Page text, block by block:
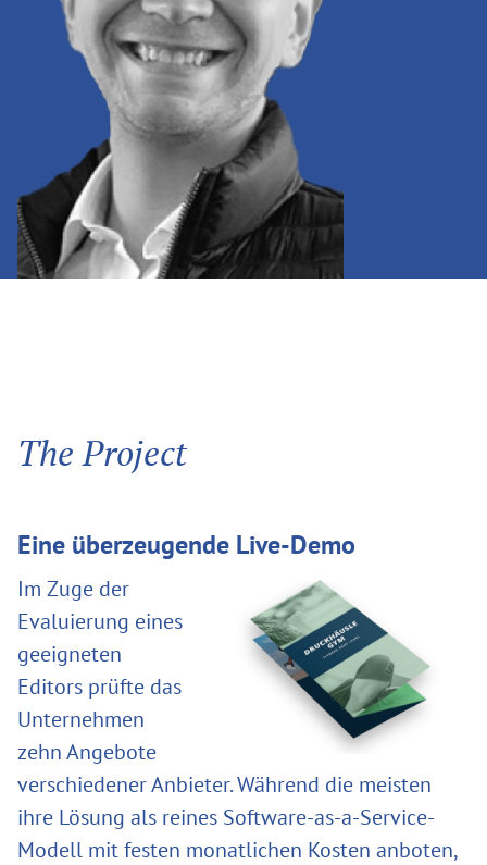
The Project
Eine überzeugende Live-Demo
Im Zuge der
Evaluierung eines
geeigneten
Editors prüfte das
Unternehmen
zehn Angebote
verschiedener Anbieter. Während die meisten
ihre Lösung als reines Software-as-a-Service-
Modell mit festen monatlichen Kosten anboten,